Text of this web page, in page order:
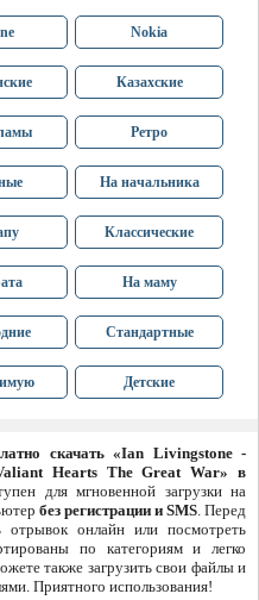
Nokia
Казахские
Ретро
На начальника
Классические
На маму
Стандартные
Детские
скачать «Ian Livingstone -
Hearts The Great War» в
для мгновенной загрузки на
без регистрации и SMS. Перед
онлайн или посмотреть
по категориям и легко
также загрузить свои файлы и
Приятного использования!